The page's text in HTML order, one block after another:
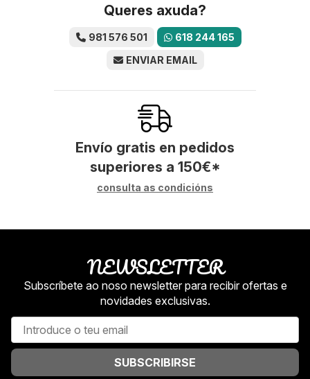
Queres axuda?
981 576 501
618 244 165
ENVIAR EMAIL
Envío gratis en pedidos
superiores a 150€*
consulta as condicións
NEWSLETTER
Subscríbete ao noso newsletter para recibir ofertas e
novidades exclusivas.
SUBSCRIBIRSE